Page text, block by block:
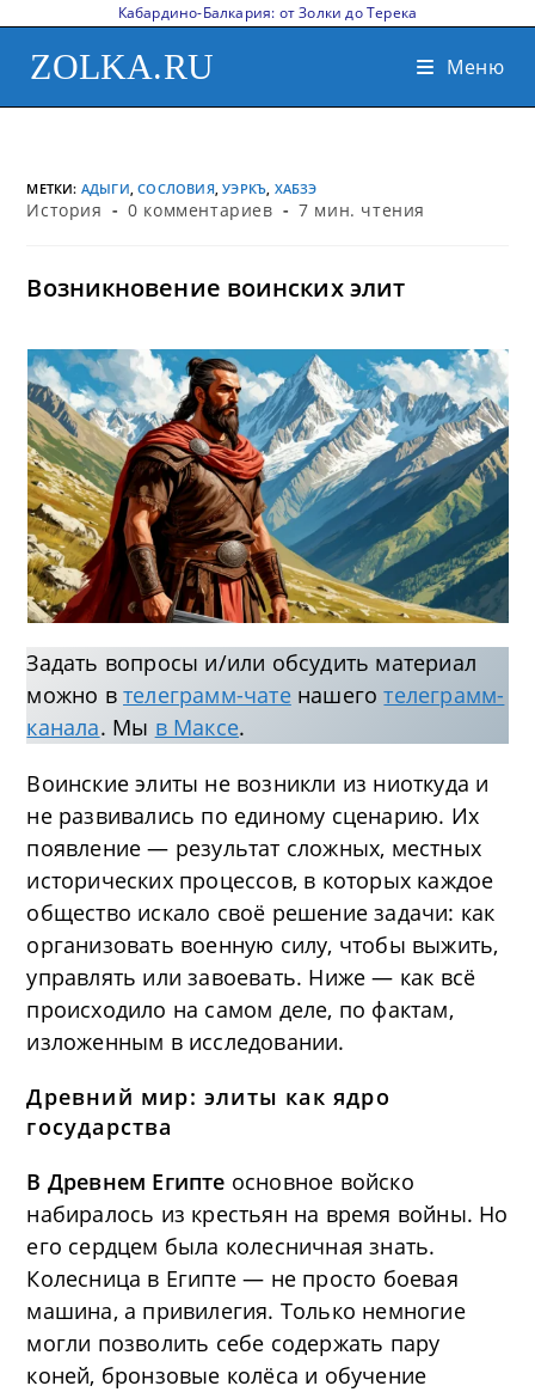
Кабардино-Балкария: от Золки до Терека
ZOLKA.RU Меню
МЕТКИ: АДЫГИ, СОСЛОВИЯ, УЭРКЪ, ХАБЗЭ
История 0 комментариев 7 мин. чтения
Возникновение воинских элит
Задать вопросы и/или обсудить материал
можно втелеграмм-чатенашеготелеграмм-
канала. Мы в Максе.
Воинские элиты не возникли из ниоткуда и
не развивались по единому сценарию. Их
появление — результат сложных, местных
исторических процессов, в которых каждое
общество искало своё решение задачи: как
организовать военную силу, чтобы выжить,
управлять или завоевать. Ниже — как всё
происходило на самом деле, по фактам,
изложенным в исследовании.
Древний мир: элиты как ядро
государства
В Древнем Египте основное войско
набиралось из крестьян на время войны. Но
его сердцем была колесничная знать.
Колесница в Египте — не просто боевая
машина, а привилегия. Только немногие
могли позволить себе содержать пару
коней, бронзовые колёса и обучение